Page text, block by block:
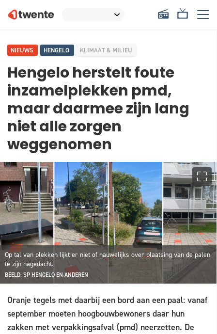
NIEUWS HENGELO KLIMAAT & MILIEU
Hengelo herstelt foute
inzamelplekken pmd,
maar daarmee zijn lang
niet alle zorgen
weggenomen
Op tal van plekken lijkt er niet of nauwelijks over plaatsing van de palen
te zijn nagedacht.
BEELD: SP HENGELO EN ANDEREN
Oranje tegels met daarbij een bord aan een paal: vanaf
september moeten hoogbouwbewoners daar hun
zakken met verpakkingsafval (pmd) neerzetten. De